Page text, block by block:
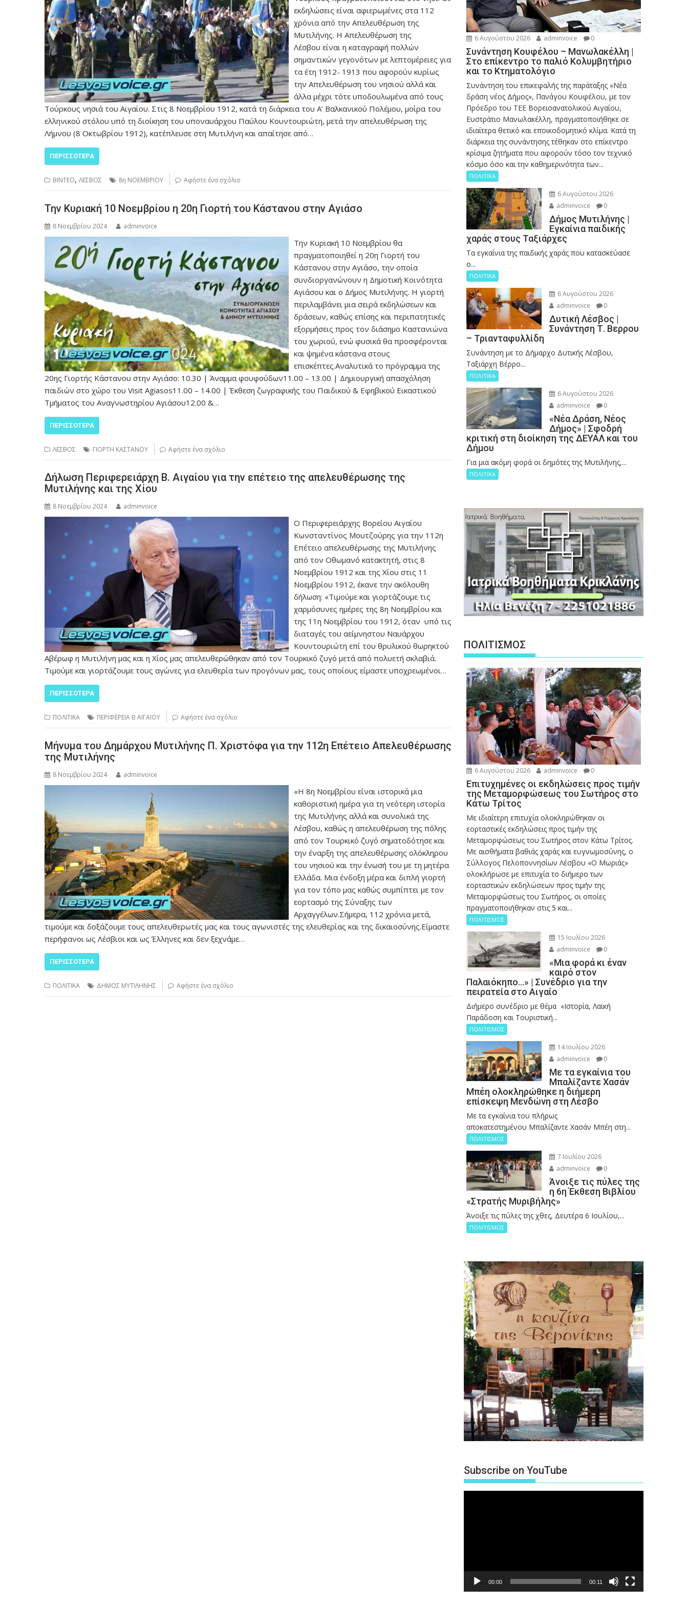
εκδηλώσεις είναι αφιερωμένες στα 112
χρόνια από την Απελευθέρωση της
Μυτιλήνης. Η Απελευθέρωση της
Λέσβου είναι η καταγραφή πολλών
σημαντικών γεγονότων με λεπτομέρειες για
τα έτη 1912- 1913 που αφορούν κυρίως
την Απελευθέρωση του νησιού αλλά και
άλλα μέχρι τότε υποδουλωμένα από τους
Τούρκους νησιά του Αιγαίου. Στις 8 Νοεμβρίου 1912, κατά τη διάρκεια του Α’ Βαλκανικού Πολέμου, μοίρα του
ελληνικού στόλου υπό τη διοίκηση του υποναυάρχου Παύλου Κουντουριώτη, μετά την απελευθέρωση της
Λήμνου (8 Οκτωβρίου 1912), κατέπλευσε στη Μυτιλήνη και απαίτησε από…
ΠΕΡΙΣΣΌΤΕΡΑ
ΒΙΝΤΕΟ, ΛΕΣΒΟΣ 8η ΝΟΕΜΒΡΙΟΥ Αφήστε ένα σχόλιο
Την Κυριακή 10 Νοεμβρίου η 20η Γιορτή του Κάστανου στην Αγιάσο
8 Νοεμβρίου 2024 adminvoice
Την Κυριακή 10 Νοεμβρίου θα
πραγματοποιηθεί η 20η Γιορτή του
Κάστανου στην Αγιάσο, την οποία
συνδιοργανώνουν η Δημοτική Κοινότητα
Αγιάσου και ο Δήμος Μυτιλήνης. Η γιορτή
περιλαμβάνει μια σειρά εκδηλώσεων και
δράσεων, καθώς επίσης και περιπατητικές
εξορμήσεις προς τον διάσημο Καστανιώνα
του χωριού, ενώ φυσικά θα προσφέρονται
και ψημένα κάστανα στους
επισκέπτες.Αναλυτικά το πρόγραμμα της
20ης Γιορτής Κάστανου στην Αγιάσο: 10.30 | Άναμμα φουφούδων11.00 – 13.00 | Δημιουργική απασχόληση
παιδιών στο χώρο του Visit Agiasos11.00 – 14.00 | Έκθεση ζωγραφικής του Παιδικού & Εφηβικού Εικαστικού
Τμήματος του Αναγνωστηρίου Αγιάσου12.00 &…
ΠΕΡΙΣΣΌΤΕΡΑ
ΛΕΣΒΟΣ ΓΙΟΡΤΗ ΚΑΣΤΑΝΟΥ Αφήστε ένα σχόλιο
Δήλωση Περιφερειάρχη Β. Αιγαίου για την επέτειο της απελευθέρωσης της
Μυτιλήνης και της Χίου
8 Νοεμβρίου 2024 adminvoice
Ο Περιφερειάρχης Βορείου Αιγαίου
Κωνσταντίνος Μουτζούρης για την 112η
Επέτειο απελευθέρωσης της Μυτιλήνης
από τον Οθωμανό κατακτητή, στις 8
Νοεμβρίου 1912 και της Χίου στις 11
Νοεμβρίου 1912, έκανε την ακόλουθη
δήλωση: «Τιμούμε και γιορτάζουμε τις
χαρμόσυνες ημέρες της 8η Νοεμβρίου και
της 11η Νοεμβρίου του 1912, όταν υπό τις
διαταγές του αείμνηστου Ναυάρχου
Κουντουριώτη επί του θρυλικού θωρηκτού
Αβέρωφ η Μυτιλήνη μας και η Χίος μας απελευθερώθηκαν από τον Τουρκικό ζυγό μετά από πολυετή σκλαβιά.
Τιμούμε και γιορτάζουμε τους αγώνες για ελευθερία των προγόνων μας, τους οποίους είμαστε υποχρεωμένοι…
ΠΕΡΙΣΣΌΤΕΡΑ
ΠΟΛΙΤΙΚΑ ΠΕΡΙΦΕΡΕΙΑ Β ΑΙΓΑΙΟΥ Αφήστε ένα σχόλιο
Μήνυμα του Δημάρχου Μυτιλήνης Π. Χριστόφα για την 112η Επέτειο Απελευθέρωσης
της Μυτιλήνης
8 Νοεμβρίου 2024 adminvoice
«Η 8η Νοεμβρίου είναι ιστορικά μια
καθοριστική ημέρα για τη νεότερη ιστορία
της Μυτιλήνης αλλά και συνολικά της
Λέσβου, καθώς η απελευθέρωση της πόλης
από τον Τουρκικό ζυγό σηματοδότησε και
την έναρξη της απελευθέρωσης ολόκληρου
του νησιού και την ένωσή του με τη μητέρα
Ελλάδα. Μια ένδοξη μέρα και διπλή γιορτή
για τον τόπο μας καθώς συμπίπτει με τον
εορτασμό της Σύναξης των
Αρχαγγέλων.Σήμερα, 112 χρόνια μετά,
τιμούμε και δοξάζουμε τους απελευθερωτές μας και τους αγωνιστές της ελευθερίας και της δικαιοσύνης.Είμαστε
περήφανοι ως Λέσβιοι και ως Έλληνες και δεν ξεχνάμε…
ΠΕΡΙΣΣΌΤΕΡΑ
ΠΟΛΙΤΙΚΑ ΔΗΜΟΣ ΜΥΤΙΛΗΝΗΣ Αφήστε ένα σχόλιο
6 Αυγούστου 2026 adminvoice 0
Συνάντηση Κουφέλου – Μανωλακέλλη |
Στο επίκεντρο το παλιό Κολυμβητήριο
και το Κτηματολόγιο
Συνάντηση του επικεφαλής της παράταξης «Νέα
δράση νέος Δήμος», Πανάγου Κουφέλου, με τον
Πρόεδρο του ΤΕΕ Βορειοανατολικού Αιγαίου,
Ευστράτιο Μανωλακέλλη, πραγματοποιήθηκε σε
ιδιαίτερα θετικό και εποικοδομητικό κλίμα. Κατά τη
διάρκεια της συνάντησης τέθηκαν στο επίκεντρο
κρίσιμα ζητήματα που αφορούν τόσο τον τεχνικό
κόσμο όσο και την καθημερινότητα των...
ΠΟΛΙΤΙΚΑ
6 Αυγούστου 2026
adminvoice
0
Δήμος Μυτιλήνης |
Εγκαίνια παιδικής
χαράς στους Ταξιάρχες
Tα εγκαίνια της παιδικής χαράς που κατασκεύασε
ο...
ΠΟΛΙΤΙΚΑ
6 Αυγούστου 2026
adminvoice
0
Δυτική Λέσβος |
Συνάντηση Τ. Βερρου
– Τριανταφυλλίδη
Συνάντηση με το Δήμαρχο Δυτικής Λέσβου,
Ταξιάρχη Βέρρο...
ΠΟΛΙΤΙΚΑ
6 Αυγούστου 2026
adminvoice
0
«Νέα Δράση, Νέος
Δήμος» | Σφοδρή
κριτική στη διοίκηση της ΔΕΥΑΛ και του
Δήμου
Για μια ακόμη φορά οι δημότες της Μυτιλήνης,...
ΠΟΛΙΤΙΚΑ
ΠΟΛΙΤΙΣΜΟΣ
6 Αυγούστου 2026 adminvoice 0
Επιτυχημένες οι εκδηλώσεις προς τιμήν
της Μεταμορφώσεως του Σωτήρος στο
Κάτω Τρίτος
Με ιδιαίτερη επιτυχία ολοκληρώθηκαν οι
εορταστικές εκδηλώσεις προς τιμήν της
Μεταμορφώσεως του Σωτήρος στον Κάτω Τρίτος.
Με αισθήματα βαθιάς χαράς και ευγνωμοσύνης, ο
Σύλλογος Πελοποννησίων Λέσβου «Ο Μωριάς»
ολοκλήρωσε με επιτυχία το διήμερο των
εορταστικών εκδηλώσεων προς τιμήν της
Μεταμορφώσεως του Σωτήρος, οι οποίες
πραγματοποιήθηκαν στις 5 και...
ΠΟΛΙΤΙΣΜΟΣ
15 Ιουλίου 2026
adminvoice
0
«Μια φορά κι έναν
καιρό στον
Παλαιόκηπο…» | Συνέδριο για την
πειρατεία στο Αιγαίο
Διήμερο συνέδριο με θέμα «Ιστορία, Λαϊκή
Παράδοση και Τουριστική...
ΠΟΛΙΤΙΣΜΟΣ
14 Ιουλίου 2026
adminvoice
0
Με τα εγκαίνια του
Μπαλίζαντε Χασάν
Μπέη ολοκληρώθηκε η διήμερη
επίσκεψη Μενδώνη στη Λέσβο
Με τα εγκαίνια του πλήρως
αποκατεστημένου Μπαλίζαντε Χασάν Μπέη στη...
ΠΟΛΙΤΙΣΜΟΣ
7 Ιουλίου 2026
adminvoice
0
Άνοιξε τις πύλες της
η 6η Έκθεση Βιβλίου
«Στρατής Μυριβήλης»
Άνοιξε τις πύλες της χθες, Δευτέρα 6 Ιουλίου,...
ΠΟΛΙΤΙΣΜΟΣ
Subscribe on YouTube
00:00 00:11